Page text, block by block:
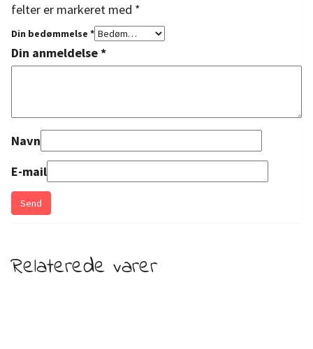
felter er markeret med *
Din bedømmelse *
Din anmeldelse*
Navn
E-mail
Relaterede varer